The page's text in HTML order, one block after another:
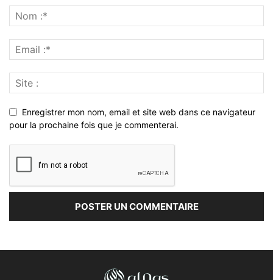
Enregistrer mon nom, email et site web dans ce navigateur
pour la prochaine fois que je commenterai.